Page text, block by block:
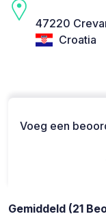
47220
Croatia
Voeg een
Gemiddeld (21